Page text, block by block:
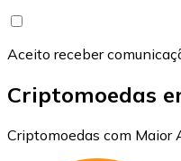
Aceito receber
Criptomoedas
Criptomoedas com Maior